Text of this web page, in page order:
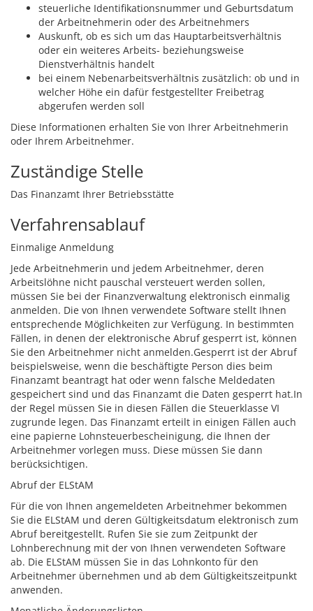
steuerliche Identifikationsnummer und Geburtsdatum
der Arbeitnehmerin oder des Arbeitnehmers
Auskunft, ob es sich um das Hauptarbeitsverhältnis
oder ein weiteres Arbeits- beziehungsweise
Dienstverhältnis handelt
bei einem Nebenarbeitsverhältnis zusätzlich: ob und in
welcher Höhe ein dafür festgestellter Freibetrag
abgerufen werden soll
Diese Informationen erhalten Sie von Ihrer Arbeitnehmerin
oder Ihrem Arbeitnehmer.
Zuständige Stelle
Das Finanzamt Ihrer Betriebsstätte
Verfahrensablauf
Einmalige Anmeldung
Jede Arbeitnehmerin und jedem Arbeitnehmer, deren
Arbeitslöhne nicht pauschal versteuert werden sollen,
müssen Sie bei der Finanzverwaltung elektronisch einmalig
anmelden. Die von Ihnen verwendete Software stellt Ihnen
entsprechende Möglichkeiten zur Verfügung. In bestimmten
Fällen, in denen der elektronische Abruf gesperrt ist, können
Sie den Arbeitnehmer nicht anmelden.Gesperrt ist der Abruf
beispielsweise, wenn die beschäftigte Person dies beim
Finanzamt beantragt hat oder wenn falsche Meldedaten
gespeichert sind und das Finanzamt die Daten gesperrt hat.In
der Regel müssen Sie in diesen Fällen die Steuerklasse VI
zugrunde legen. Das Finanzamt erteilt in einigen Fällen auch
eine papierne Lohnsteuerbescheinigung, die Ihnen der
Arbeitnehmer vorlegen muss. Diese müssen Sie dann
berücksichtigen.
Abruf der ELStAM
Für die von Ihnen angemeldeten Arbeitnehmer bekommen
Sie die ELStAM und deren Gültigkeitsdatum elektronisch zum
Abruf bereitgestellt. Rufen Sie sie zum Zeitpunkt der
Lohnberechnung mit der von Ihnen verwendeten Software
ab. Die ELStAM müssen Sie in das Lohnkonto für den
Arbeitnehmer übernehmen und ab dem Gültigkeitszeitpunkt
anwenden.